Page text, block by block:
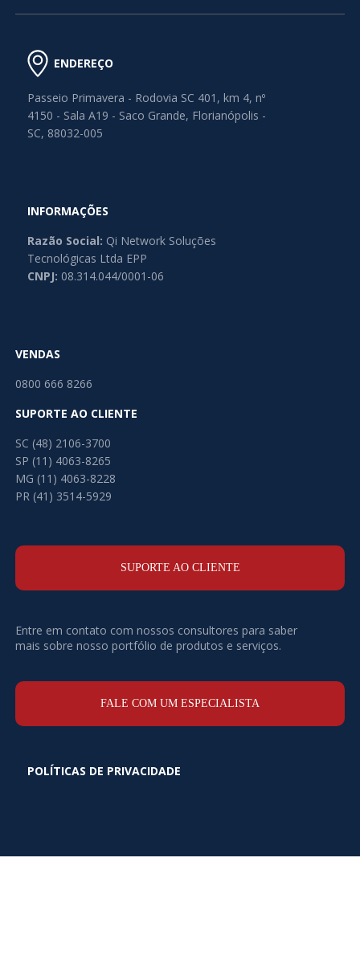
ENDEREÇO
Passeio Primavera - Rodovia SC 401, km 4, nº
4150 - Sala A19 - Saco Grande, Florianópolis -
SC, 88032-005
INFORMAÇÕES
Razão Social: Qi Network Soluções
Tecnológicas Ltda EPP
CNPJ: 08.314.044/0001-06
VENDAS
0800 666 8266
SUPORTE AO CLIENTE
SC (48) 2106-3700
SP (11) 4063-8265
MG (11) 4063-8228
PR (41) 3514-5929
SUPORTE AO CLIENTE
Entre em contato com nossos consultores para saber
mais sobre nosso portfólio de produtos e serviços.
FALE COM UM ESPECIALISTA
POLÍTICAS DE PRIVACIDADE